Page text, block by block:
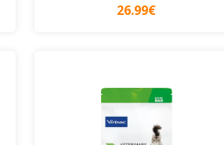
26.99€